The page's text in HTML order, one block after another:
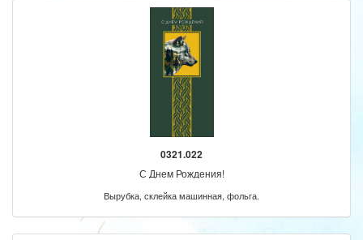
0321.022
С Днем Рождения!
Вырубка, склейка машинная, фольга.